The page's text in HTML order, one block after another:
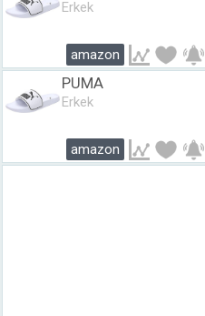
Erkek
amazon
PUMA
Erkek
amazon